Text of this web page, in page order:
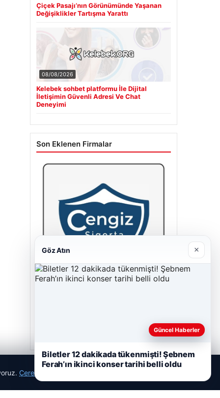
Çiçek Pasajı’nın Görünümünde Yaşanan
Değişiklikler Tartışma Yarattı
08/08/2026
Kelebek sohbet platformu İle Dijital
İletişimin Güvenli Adresi Ve Chat
Deneyimi
Son Eklenen Firmalar
Çerez Politikamız
Göz Atın ×
Güncel Haberler
Biletler 12 dakikada tükenmişti! Şebnem
Ferah’ın ikinci konser tarihi belli oldu